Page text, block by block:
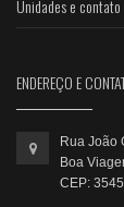
Unidades e contato
ENDEREÇO E
Rua João
Boa
CEP: